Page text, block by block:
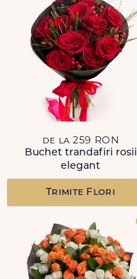
de la 259 RON
Buchet trandafiri rosii
elegant
Trimite Flori